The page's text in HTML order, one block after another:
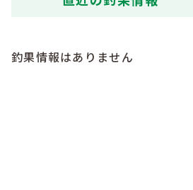
釣果情報はありません